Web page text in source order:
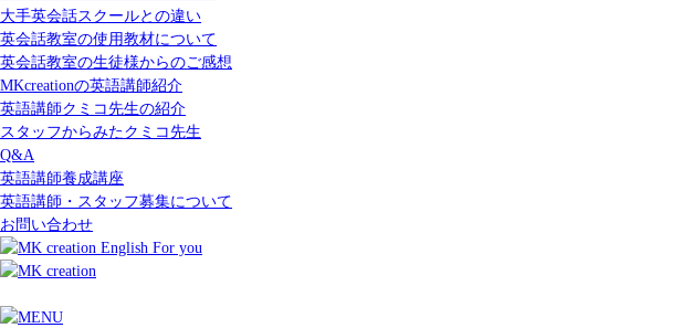
大手英会話スクールとの違い
英会話教室の使用教材について
英会話教室の生徒様からのご感想
MKcreationの英語講師紹介
英語講師クミコ先生の紹介
スタッフからみたクミコ先生
Q&A
英語講師養成講座
英語講師・スタッフ募集について
お問い合わせ